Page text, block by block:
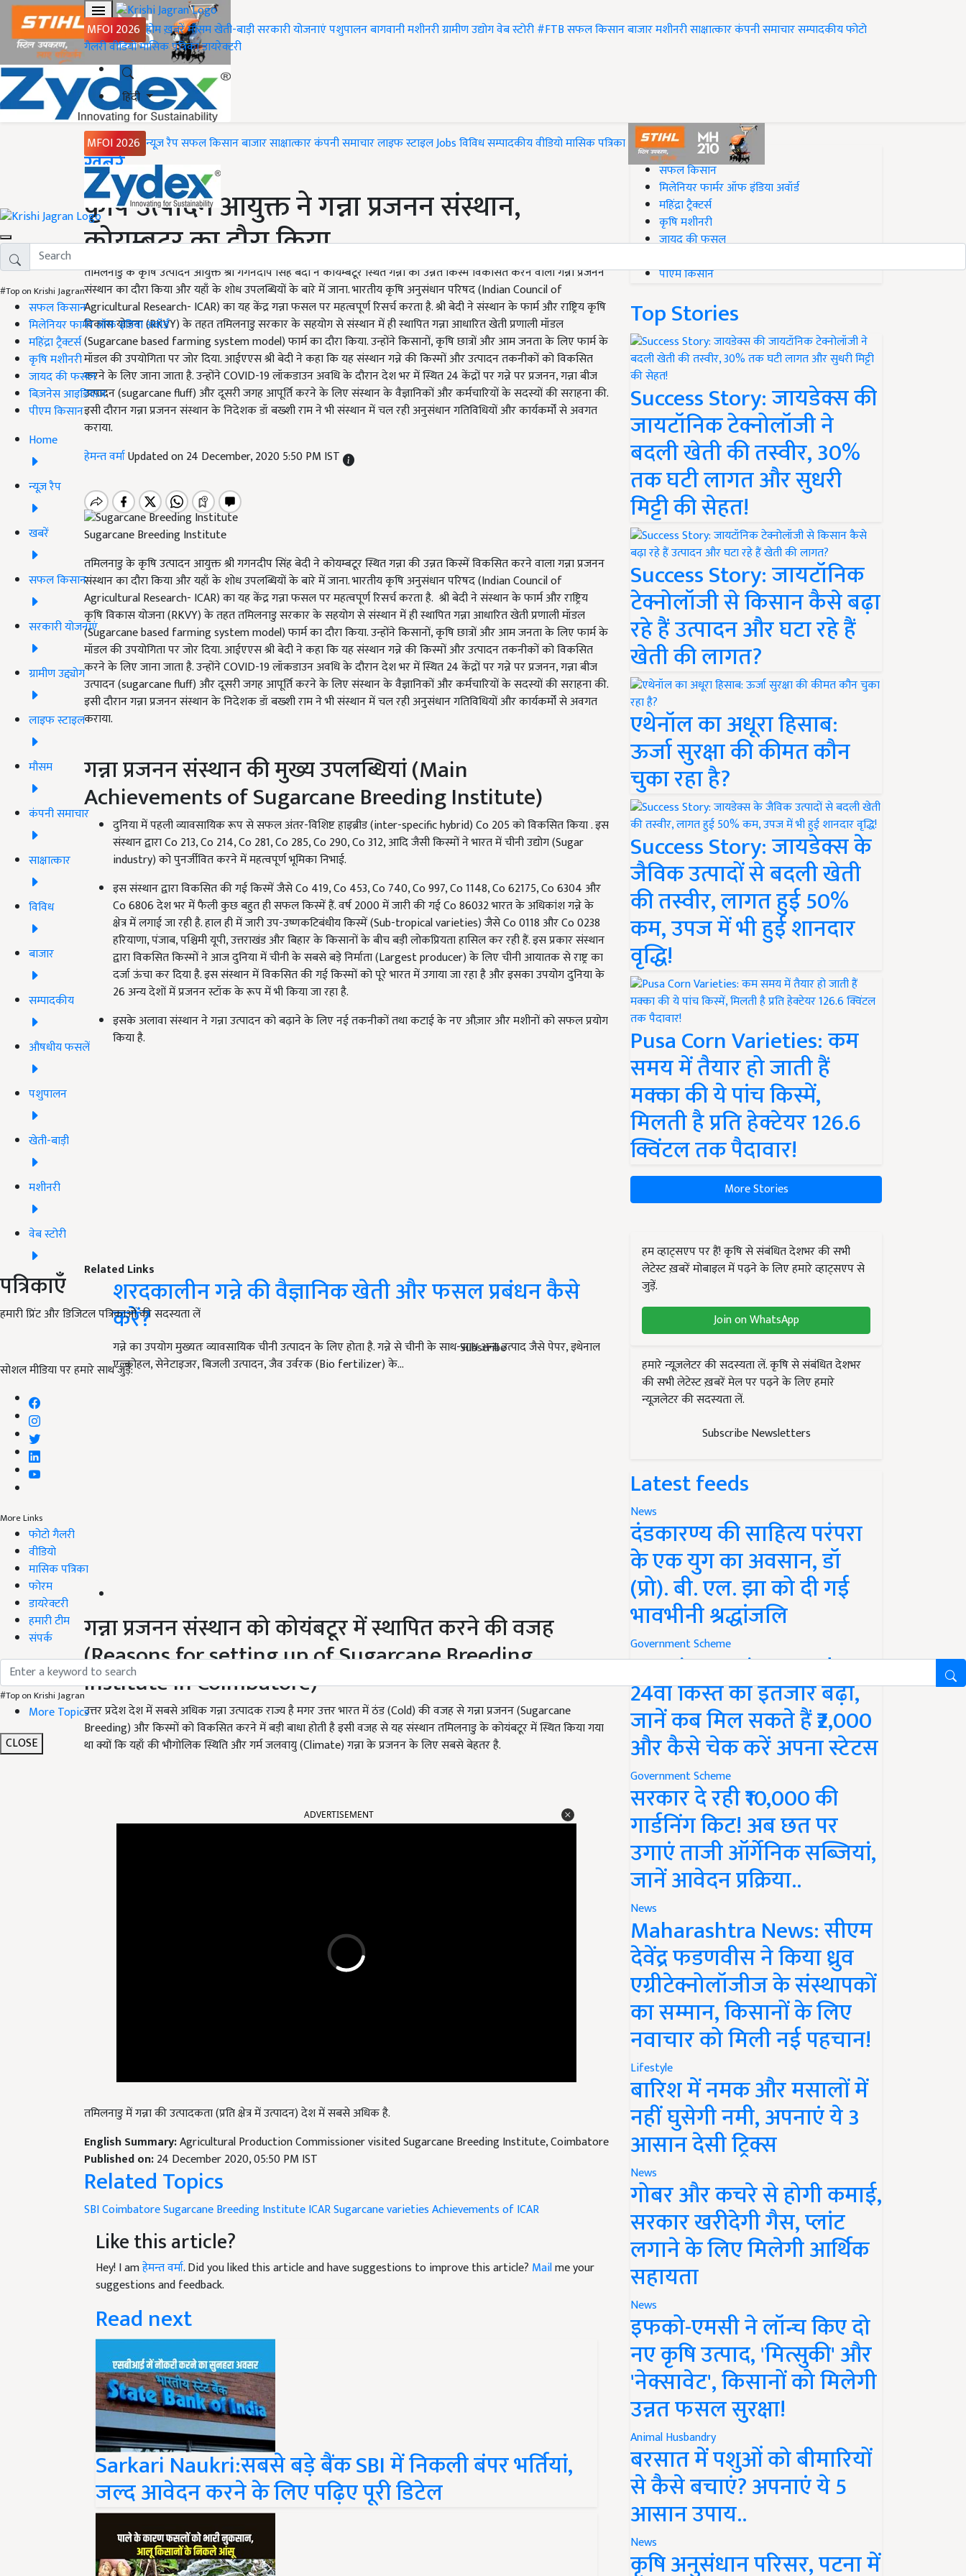
MFOI 2026 होमख़बरेंमौसमखेती-बाड़ीसरकारी योजनाएंपशुपालनबागवानीमशीनरीग्रामीण उद्योगवेब स्टोरी#FTBसफल किसानबाजारमशीनरीसाक्षात्कारकंपनी समाचारसम्पादकीयफोटो
गैलरीवीडियोमासिक पत्रिकाडायरेक्टरी
हिंदी
MFOI 2026 न्यूज़ रैपसफल किसानबाजारसाक्षात्कारकंपनी समाचारलाइफ स्टाइलJobsविविधसम्पादकीयवीडियोमासिक पत्रिका
#Top on Krishi Jagran
सफल किसान
मिलेनियर फार्मर ऑफ इंडिया अवॉर्ड
महिंद्रा ट्रैक्टर्स
कृषि मशीनरी
जायद की फसल
बिज़नेस आइडियाज
पीएम किसान
Home
न्यूज़ रैप
खबरें
सफल किसान
सरकारी योजनाएं
ग्रामीण उद्द्योग
लाइफ स्टाइल
मौसम
कंपनी समाचार
साक्षात्कार
विविध
बाजार
सम्पादकीय
औषधीय फसलें
पशुपालन
खेती-बाड़ी
मशीनरी
वेब स्टोरी
पत्रिकाएँ
हमारी प्रिंट और डिजिटल पत्रिकाओं की सदस्यता लें
Subscribe
सोशल मीडिया पर हमारे साथ जुड़ें:
More Links
फोटो गैलरी
वीडियो
मासिक पत्रिका
फोरम
डायरेक्टरी
हमारी टीम
संपर्क
#Top on Krishi Jagran
More Topics
CLOSE
Home
ख़बरें
कृषि उत्पादन आयुक्त ने गन्ना प्रजनन संस्थान,
कोयम्बटूर का दौरा किया
तमिलनाडु के कृषि उत्पादन आयुक्त श्री गगनदीप सिंह बेदी ने कोयम्बटूर स्थित गन्ना की उन्नत किस्में विकसित करने वाला गन्ना प्रजनन
संस्थान का दौरा किया और यहाँ के शोध उपलब्धियों के बारे में जाना. भारतीय कृषि अनुसंधान परिषद (Indian Council of
Agricultural Research- ICAR) का यह केंद्र गन्ना फसल पर महत्वपूर्ण रिसर्च करता है. श्री बेदी ने संस्थान के फार्म और राष्ट्रिय कृषि
विकास योजना (RKVY) के तहत तमिलनाडु सरकार के सहयोग से संस्थान में ही स्थापित गन्ना आधारित खेती प्रणाली मॉडल
(Sugarcane based farming system model) फार्म का दौरा किया. उन्होंने किसानों, कृषि छात्रों और आम जनता के लिए फार्म के
मॉडल की उपयोगिता पर जोर दिया. आईएएस श्री बेदी ने कहा कि यह संस्थान गन्ने की किस्मों और उत्पादन तकनीकों को विकसित
करने के लिए जाना जाता है. उन्होंने COVID-19 लॉकडाउन अवधि के दौरान देश भर में स्थित 24 केंद्रों पर गन्ने पर प्रजनन, गन्ना बीज
उत्पादन (sugarcane fluff) और दूसरी जगह आपूर्ति करने के लिए संस्थान के वैज्ञानिकों और कर्मचारियों के सदस्यों की सराहना की.
इसी दौरान गन्ना प्रजनन संस्थान के निदेशक डॉ बख्शी राम ने भी संस्थान में चल रही अनुसंधान गतिविधियों और कार्यकर्मों से अवगत
कराया.
हेमन्त वर्माUpdated on 24 December, 2020 5:50 PM IST
Sugarcane Breeding Institute
तमिलनाडु के कृषि उत्पादन आयुक्त श्री गगनदीप सिंह बेदी ने कोयम्बटूर स्थित गन्ना की उन्नत किस्में विकसित करने वाला गन्ना प्रजनन
संस्थान का दौरा किया और यहाँ के शोध उपलब्धियों के बारे में जाना. भारतीय कृषि अनुसंधान परिषद (Indian Council of
Agricultural Research- ICAR) का यह केंद्र गन्ना फसल पर महत्वपूर्ण रिसर्च करता है. श्री बेदी ने संस्थान के फार्म और राष्ट्रिय
कृषि विकास योजना (RKVY) के तहत तमिलनाडु सरकार के सहयोग से संस्थान में ही स्थापित गन्ना आधारित खेती प्रणाली मॉडल
(Sugarcane based farming system model) फार्म का दौरा किया. उन्होंने किसानों, कृषि छात्रों और आम जनता के लिए फार्म के
मॉडल की उपयोगिता पर जोर दिया. आईएएस श्री बेदी ने कहा कि यह संस्थान गन्ने की किस्मों और उत्पादन तकनीकों को विकसित
करने के लिए जाना जाता है. उन्होंने COVID-19 लॉकडाउन अवधि के दौरान देश भर में स्थित 24 केंद्रों पर गन्ने पर प्रजनन, गन्ना बीज
उत्पादन (sugarcane fluff) और दूसरी जगह आपूर्ति करने के लिए संस्थान के वैज्ञानिकों और कर्मचारियों के सदस्यों की सराहना की.
इसी दौरान गन्ना प्रजनन संस्थान के निदेशक डॉ बख्शी राम ने भी संस्थान में चल रही अनुसंधान गतिविधियों और कार्यकर्मों से अवगत
कराया.
गन्ना प्रजनन संस्थान की मुख्य उपलब्धियां (Main
Achievements of Sugarcane Breeding Institute)
दुनिया में पहली व्यावसायिक रूप से सफल अंतर-विशिष्ट हाइब्रीड (inter-specific hybrid) Co 205 को विकसित किया . इस
संस्थान द्वारा Co 213, Co 214, Co 281, Co 285, Co 290, Co 312, आदि जैसी किस्मों ने भारत में चीनी उद्योग (Sugar
industry) को पुनर्जीवित करने में महत्वपूर्ण भूमिका निभाई.
इस संस्थान द्वारा विकसित की गई किस्में जैसे Co 419, Co 453, Co 740, Co 997, Co 1148, Co 62175, Co 6304 और
Co 6806 देश भर में फैली कुछ बहुत ही सफल किस्में हैं. वर्ष 2000 में जारी की गई Co 86032 भारत के अधिकांश गन्ने के
क्षेत्र में लगाई जा रही है. हाल ही में जारी उप-उष्णकटिबंधीय किस्में (Sub-tropical varieties) जैसे Co 0118 और Co 0238
हरियाणा, पंजाब, पश्चिमी यूपी, उत्तराखंड और बिहार के किसानों के बीच बड़ी लोकप्रियता हासिल कर रही हैं. इस प्रकार संस्थान
द्वारा विकसित किस्मों ने आज दुनिया में चीनी के सबसे बड़े निर्माता (Largest producer) के लिए चीनी आयातक से राष्ट्र का
दर्जा ऊंचा कर दिया है. इस संस्थान में विकसित की गई किस्मों को पूरे भारत में उगाया जा रहा है और इसका उपयोग दुनिया के
26 अन्य देशों में प्रजनन स्टॉक के रूप में भी किया जा रहा है.
इसके अलावा संस्थान ने गन्ना उत्पादन को बढ़ाने के लिए नई तकनीकों तथा कटाई के नए औज़ार और मशीनों को सफल प्रयोग
किया है.
Related Links
शरदकालीन गन्ने की वैज्ञानिक खेती और फसल प्रबंधन कैसे
करें?
गन्ने का उपयोग मुख्यतः व्यावसायिक चीनी उत्पादन के लिए होता है. गन्ने से चीनी के साथ-साथ अन्य उत्पाद जैसे पेपर, इथेनाल
एल्कोहल, सेनेटाइजर, बिजली उत्पादन, जैव उर्वरक (Bio fertilizer) के…
गन्ना प्रजनन संस्थान को कोयंबटूर में स्थापित करने की वजह
(Reasons for setting up of Sugarcane Breeding
Institute in Coimbatore)
उत्तर प्रदेश देश में सबसे अधिक गन्ना उत्पादक राज्य है मगर उत्तर भारत में ठंड (Cold) की वजह से गन्ना प्रजनन (Sugarcane
Breeding) और किस्मों को विकसित करने में बड़ी बाधा होती है इसी वजह से यह संस्थान तमिलनाडु के कोयंबटूर में स्थित किया गया
था क्यों कि यहाँ की भौगोलिक स्थिति और गर्म जलवायु (Climate) गन्ना के प्रजनन के लिए सबसे बेहतर है.
English Summary:
Agricultural Production Commissioner visited Sugarcane Breeding Institute, Coimbatore
Published on:24 December 2020, 05:50 PM IST
Related Topics
SBI Coimbatore Sugarcane Breeding Institute
Like this article?
Hey! I amहेमन्त वर्मा. Did you liked this article and have suggestions to improve this article?
suggestions and feedback.
Read next
Sarkari Naukri:सबसे बड़े बैंक SBI में निकली बंपर भर्तियां,
जल्द आवेदन करने के लिए पढ़िए पूरी डिटेल
#Top on Krishi Jagran
सफल किसान
मिलेनियर फार्मर ऑफ इंडिया अवॉर्ड
महिंद्रा ट्रैक्टर्स
कृषि मशीनरी
जायद की फसल
पीएम किसान
Top Stories
Success Story: जायडेक्स की
जायटॉनिक टेक्नोलॉजी ने
बदली खेती की तस्वीर, 30%
तक घटी लागत और सुधरी
मिट्टी की सेहत!
Success Story: जायटॉनिक
टेक्नोलॉजी से किसान कैसे बढ़ा
रहे हैं उत्पादन और घटा रहे हैं
खेती की लागत?
एथेनॉल का अधूरा हिसाब:
ऊर्जा सुरक्षा की कीमत कौन
चुका रहा है?
Success Story: जायडेक्स के
जैविक उत्पादों से बदली खेती
की तस्वीर, लागत हुई 50%
कम, उपज में भी हुई शानदार
वृद्धि!
Pusa Corn Varieties: कम
समय में तैयार हो जाती हैं
मक्का की ये पांच किस्में,
मिलती है प्रति हेक्टेयर 126.6
क्विंटल तक पैदावार!
More Stories
हम व्हाट्सएप पर हैं! कृषि से संबंधित देशभर की सभी
लेटेस्ट ख़बरें मोबाइल में पढ़ने के लिए हमारे व्हाट्सएप से
जुड़ें.
Join on WhatsApp
हमारे न्यूज़लेटर की सदस्यता लें. कृषि से संबंधित देशभर
की सभी लेटेस्ट ख़बरें मेल पर पढ़ने के लिए हमारे
न्यूज़लेटर की सदस्यता लें.
Subscribe Newsletters
Latest feeds
News
दंडकारण्य की साहित्य परंपरा
के एक युग का अवसान, डॉ
(प्रो). बी. एल. झा को दी गई
भावभीनी श्रद्धांजलि
Government Scheme
PM Kisan Yojana Update:
24वीं किस्त का इंतजार बढ़ा,
जानें कब मिल सकते हैं ₹2,000
और कैसे चेक करें अपना स्टेटस
Government Scheme
सरकार दे रही ₹10,000 की
गार्डनिंग किट! अब छत पर
उगाएं ताजी ऑर्गेनिक सब्जियां,
जानें आवेदन प्रक्रिया..
News
Maharashtra News: सीएम
देवेंद्र फडणवीस ने किया ध्रुव
एग्रीटेक्नोलॉजीज के संस्थापकों
का सम्मान, किसानों के लिए
नवाचार को मिली नई पहचान!
Lifestyle
बारिश में नमक और मसालों में
नहीं घुसेगी नमी, अपनाएं ये 3
आसान देसी ट्रिक्स
News
गोबर और कचरे से होगी कमाई,
सरकार खरीदेगी गैस, प्लांट
लगाने के लिए मिलेगी आर्थिक
सहायता
News
इफको-एमसी ने लॉन्च किए दो
नए कृषि उत्पाद, 'मित्सुकी' और
'नेक्सावेट', किसानों को मिलेगी
उन्नत फसल सुरक्षा!
Animal Husbandry
बरसात में पशुओं को बीमारियों
से कैसे बचाएं? अपनाएं ये 5
आसान उपाय..
News
कृषि अनुसंधान परिसर, पटना में